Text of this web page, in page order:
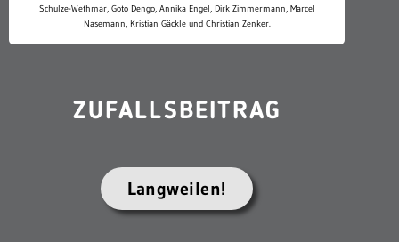
Schulze-Wethmar, Goto Dengo, Annika Engel, Dirk Zimmermann, Marcel
Nasemann, Kristian Gäckle und Christian Zenker.
ZUFALLSBEITRAG
Langweilen!